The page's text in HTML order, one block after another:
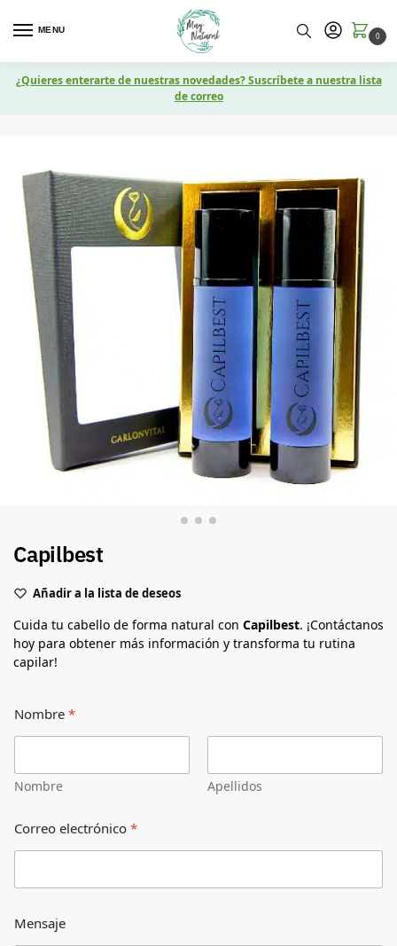
MENU
0
¿Quieres enterarte de nuestras novedades? Suscríbete a nuestra lista
de correo
Capilbest
Añadir a la lista de deseos
Cuida tu cabello de forma natural con Capilbest. ¡Contáctanos
hoy para obtener más información y transforma tu rutina
capilar!
Nombre *
Nombre Apellidos
Correo electrónico *
Mensaje